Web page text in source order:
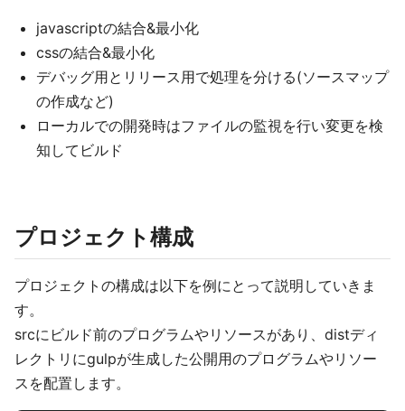
javascriptの結合&最小化
cssの結合&最小化
デバッグ用とリリース用で処理を分ける(ソースマップ
の作成など)
ローカルでの開発時はファイルの監視を行い変更を検
知してビルド
プロジェクト構成
プロジェクトの構成は以下を例にとって説明していきま
す。
srcにビルド前のプログラムやリソースがあり、distディ
レクトリにgulpが生成した公開用のプログラムやリソー
スを配置します。